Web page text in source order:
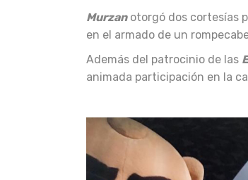
Murzanotorgó dos cortesías
en el armado de un
Además del patrocinio de las
animada participación en la